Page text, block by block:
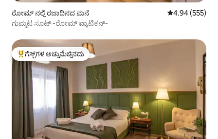
ರೋಮ್ ನಲ್ಲಿ ರಜಾದಿನದ ಮನೆ 5 ರಲ್ಲಿ 4.94
4.94 (555)
ಗುಮ್ಮಟ ಸೂಟ್ -ರೋಮ್ ವ್ಯಾಟಿಕನ್-
ಗೆಸ್ಟ್‌ಗಳಿಗೆ ಅತಿ ಹೆಚ್ಚು ಅಚ್ಚುಮೆಚ್ಚಿನದು
ಗೆಸ್ಟ್‌ಗಳ ಅಚ್ಚುಮೆಚ್ಚಿನದು